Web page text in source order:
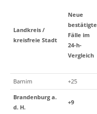
Landkreis /
kreisfreie Stadt
Neue
bestätigte
Fälle im
24-h-
Vergleich
Barnim +25
Brandenburg a.
d. H.
+9